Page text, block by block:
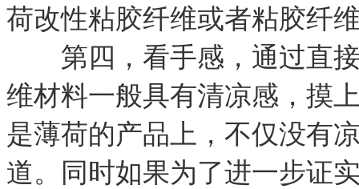
荷改性粘胶纤维或者粘胶纤
第四，看手感，通过直接
维材料一般具有清凉感，摸
是薄荷的产品上，不仅没有
道。同时如果为了进一步证